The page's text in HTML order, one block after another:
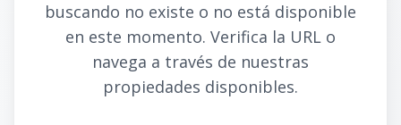
buscando no existe o no está disponible
en este momento. Verifica la URL o
navega a través de nuestras
propiedades disponibles.